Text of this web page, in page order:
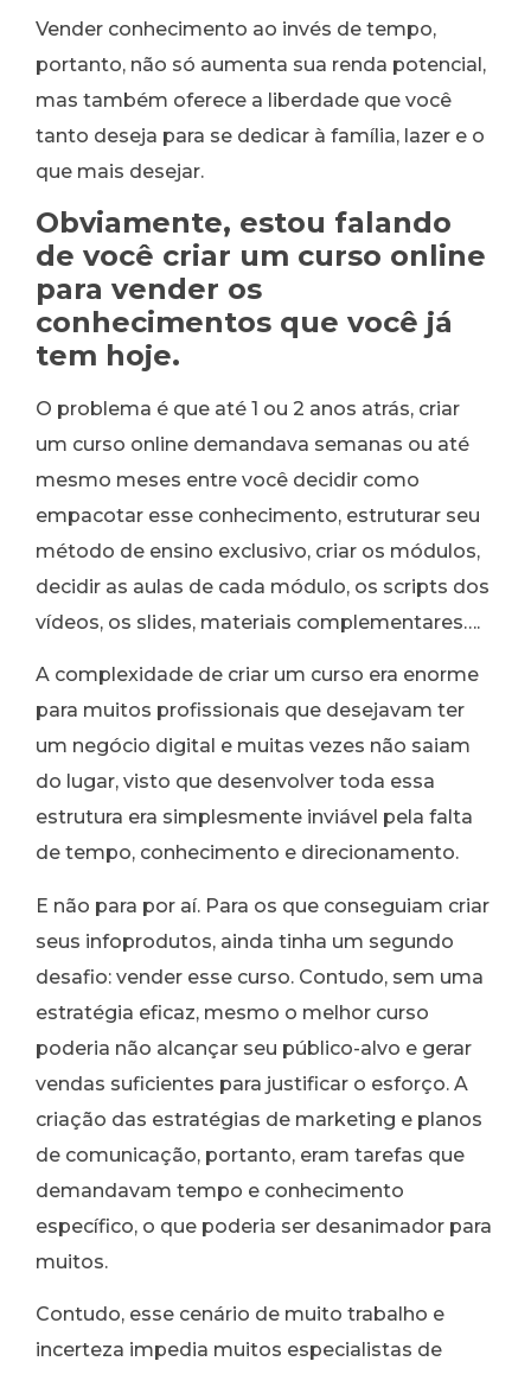
Vender conhecimento ao invés de tempo,
portanto, não só aumenta sua renda potencial,
mas também oferece a liberdade que você
tanto deseja para se dedicar à família, lazer e o
que mais desejar.
Obviamente, estou falando
de você criar um curso online
para vender os
conhecimentos que você já
tem hoje.
O problema é que até 1 ou 2 anos atrás, criar
um curso online demandava semanas ou até
mesmo meses entre você decidir como
empacotar esse conhecimento, estruturar seu
método de ensino exclusivo, criar os módulos,
decidir as aulas de cada módulo, os scripts dos
vídeos, os slides, materiais complementares….
A complexidade de criar um curso era enorme
para muitos profissionais que desejavam ter
um negócio digital e muitas vezes não saiam
do lugar, visto que desenvolver toda essa
estrutura era simplesmente inviável pela falta
de tempo, conhecimento e direcionamento.
E não para por aí. Para os que conseguiam criar
seus infoprodutos, ainda tinha um segundo
desafio: vender esse curso. Contudo, sem uma
estratégia eficaz, mesmo o melhor curso
poderia não alcançar seu público-alvo e gerar
vendas suficientes para justificar o esforço. A
criação das estratégias de marketing e planos
de comunicação, portanto, eram tarefas que
demandavam tempo e conhecimento
específico, o que poderia ser desanimador para
muitos.
Contudo, esse cenário de muito trabalho e
incerteza impedia muitos especialistas de